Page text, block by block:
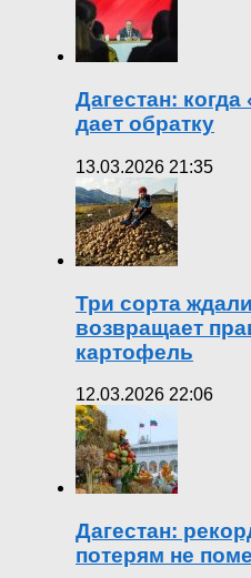
Дагестан:
дает обратку
13.03.2026 21:35
Три сорта
возвращает
картофель
12.03.2026 22:06
Дагестан:
потерям не